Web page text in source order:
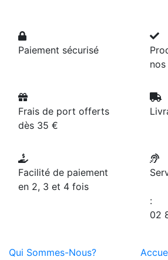
Paiement sécurisé
Frais de port offerts
dès 35 €
Facilité de paiement
en 2, 3 et 4 fois
:
02
Qui Sommes-Nous?